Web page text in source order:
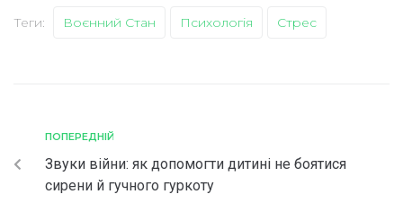
Теги: Воєнний Стан Психологія Стрес
ПОПЕРЕДНІЙ
Звуки війни: як допомогти дитині не боятися
сирени й гучного гуркоту